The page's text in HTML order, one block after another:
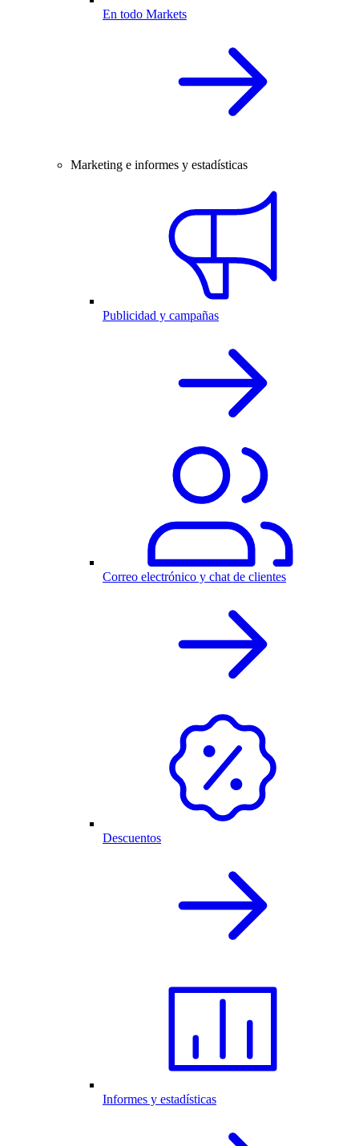
En todo Markets
Marketing e informes y estadísticas
Publicidad y campañas
Correo electrónico y chat de clientes
Descuentos
Informes y estadísticas